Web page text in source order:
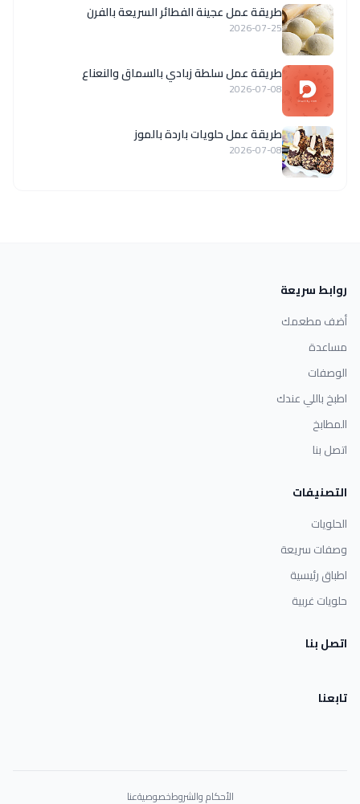
طريقة عمل عجينة الفطائر السريعة بالفرن
2026-07-25
طريقة عمل سلطة زبادي بالسماق والنعناع
2026-07-08
طريقة عمل حلويات باردة بالموز
2026-07-08
روابط سريعة
أضف مطعمك
مساعدة
الوصفات
اطبخ باللي عندك
المطابخ
اتصل بنا
التصنيفات
الحلويات
وصفات سريعة
اطباق رئيسية
حلويات غربية
اتصل بنا
تابعنا
الأحكام والشروطخصوصيةعنا